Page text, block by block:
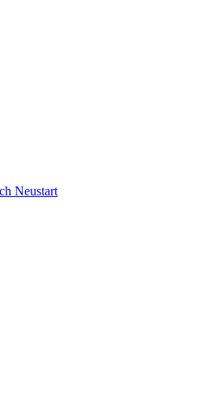
Neustart